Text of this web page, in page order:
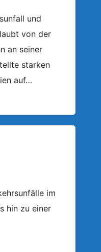
und
von der
an seiner
starken
auf…
im
hin zu einer